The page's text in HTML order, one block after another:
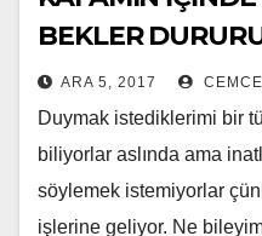
BEKLER
ARA 5, 2017
Duymak istediklerimi bir
biliyorlar aslında ama
söylemek istemiyorlar
işlerine geliyor. Ne